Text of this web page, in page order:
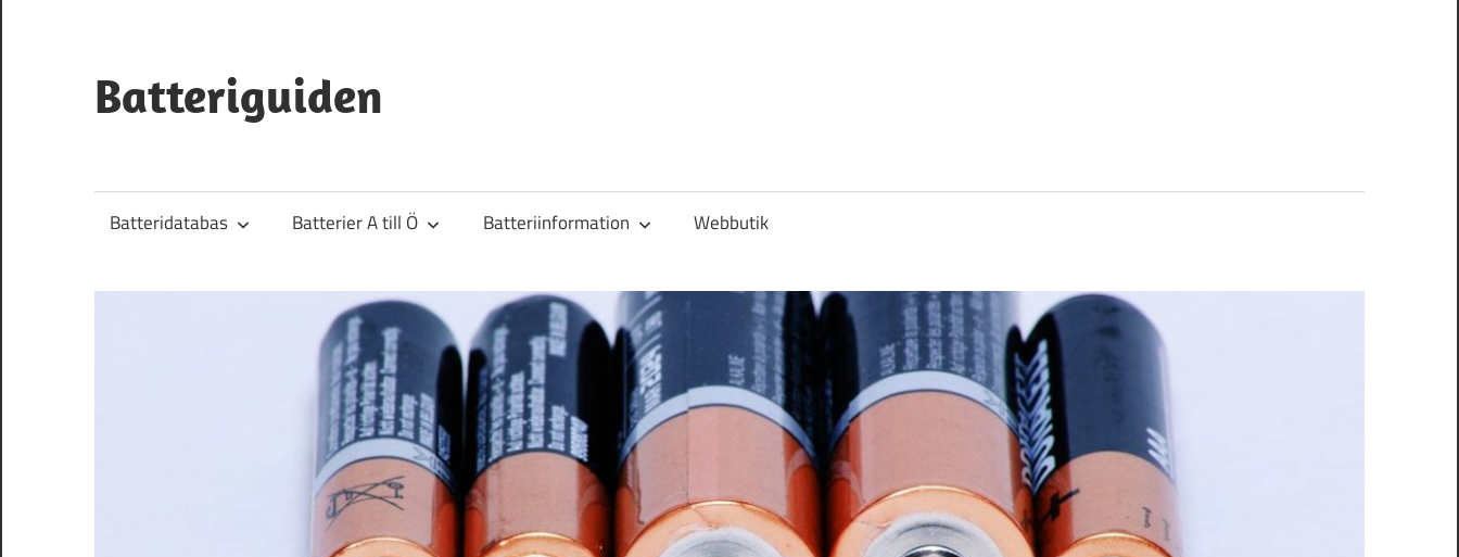
innehåll
Batteriguiden
Batteridatabas Batterier A till Ö Batteriinformation Webbutik